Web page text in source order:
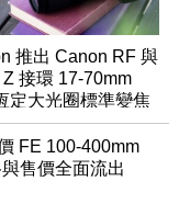
推出 Canon RF 與
Z 接環 17-70mm
定大光圈標準變焦
FE 100-400mm
售價全面流出